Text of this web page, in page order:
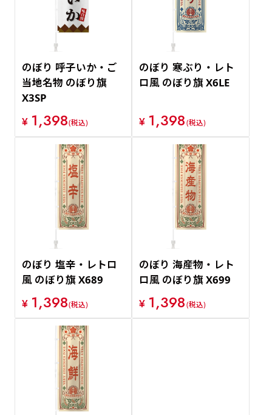
のぼり 呼子いか・ご
当地名物 のぼり旗
X3SP
¥ 1,398(税込)
のぼり 寒ぶり・レト
ロ風 のぼり旗 X6LE
¥ 1,398(税込)
のぼり 塩辛・レトロ
風 のぼり旗 X689
¥ 1,398(税込)
のぼり 海産物・レト
ロ風 のぼり旗 X699
¥ 1,398(税込)